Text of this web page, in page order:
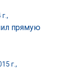
прямую
г.,